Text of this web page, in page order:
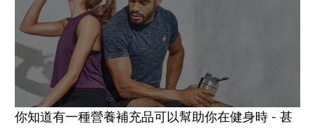
你知道有一種營養補充品可以幫助你在健身時 - 甚